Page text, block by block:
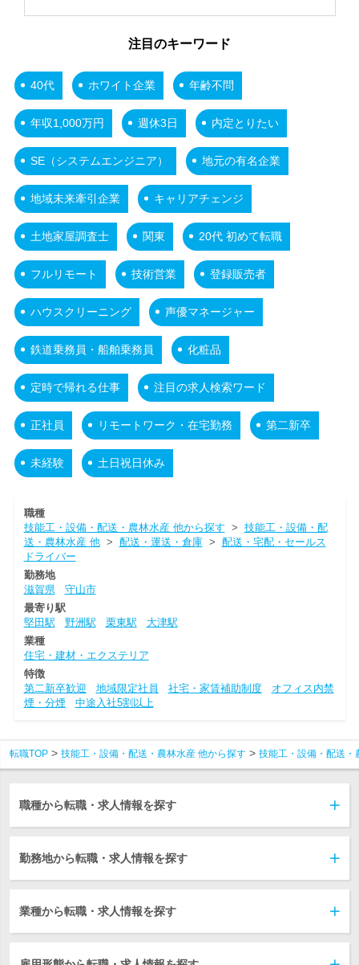
注目のキーワード
40代 ホワイト企業 年齢不問
年収1,000万円 週休3日 内定とりたい
SE（システムエンジニア） 地元の有名企業
地域未来牽引企業 キャリアチェンジ
土地家屋調査士 関東 20代 初めて転職
フルリモート 技術営業 登録販売者
ハウスクリーニング 声優マネージャー
鉄道乗務員・船舶乗務員 化粧品
定時で帰れる仕事 注目の求人検索ワード
正社員 リモートワーク・在宅勤務 第二新卒
未経験 土日祝日休み
職種
技能工・設備・配送・農林水産 他から探す > 技能工・設備・配
送・農林水産 他> 配送・運送・倉庫> 配送・宅配・セールス
ドライバー
勤務地
滋賀県
守山市
最寄り駅
堅田駅
野洲駅 栗東駅
大津駅
業種
住宅・建材・エクステリア
特徴
第二新卒歓迎
地域限定社員 社宅・家賃補助制度
オフィス内禁
煙・分煙
中途入社5割以上
転職TOP 技能工・設備・配送・農林水産 他から探す 技能工・設備・配送・
職種から転職・求人情報を探す
勤務地から転職・求人情報を探す
業種から転職・求人情報を探す